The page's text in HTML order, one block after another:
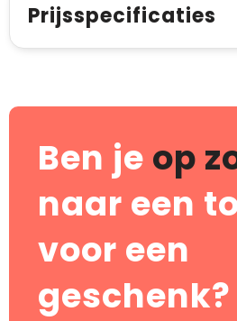
Prijsspecificaties
Ben je op
naar een
voor een
geschenk?